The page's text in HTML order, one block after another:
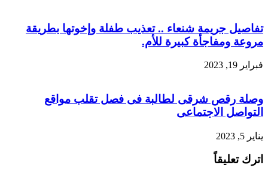
تفاصيل جريمة شنعاء .. تعذيب طفلة وإخوتها بطريقة
مروعة ومفاجأة كبيرة للأم.
فبراير 19, 2023
وصلة رقص شرقى لطالبة فى فصل تقلب مواقع
التواصل الاجتماعى
يناير 5, 2023
اترك تعليقاً